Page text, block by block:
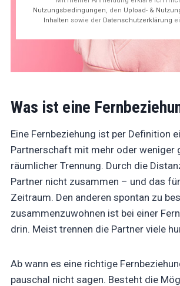
Nutzungsbedingungen, den Upload- &
Inhalten sowie der Datenschutzerklärung
Was ist eine
Eine Fernbeziehung ist per Definition
Partnerschaft mit mehr oder weniger
räumlicher Trennung. Durch die
Partner nicht zusammen – und das
Zeitraum. Den anderen spontan zu
zusammenzuwohnen ist bei einer
drin. Meist trennen die Partner viele
Ab wann es eine richtige
pauschal nicht sagen. Besteht die